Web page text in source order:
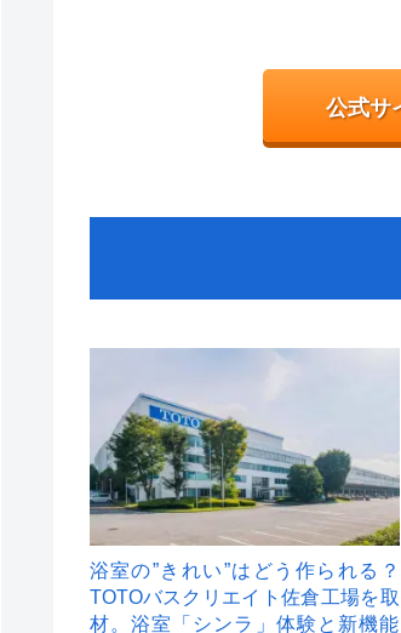
公式サ
浴室の”きれい”はどう作られる？
TOTOバスクリエイト佐倉工場を取
材。浴室「シンラ」体験と新機能